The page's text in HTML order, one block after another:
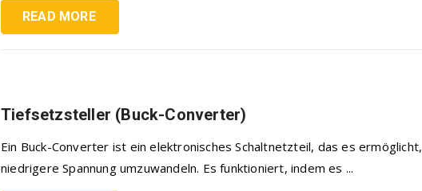
READ MORE
Tiefsetzsteller (Buck-Converter)
Ein Buck-Converter ist ein elektronisches Schaltnetzteil, das es
niedrigere Spannung umzuwandeln. Es funktioniert, indem es ...